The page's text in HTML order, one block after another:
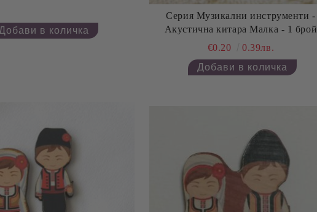
Серия Музикални инструменти -
Акустична китара Малка - 1 брой
€0.20
0.39лв.